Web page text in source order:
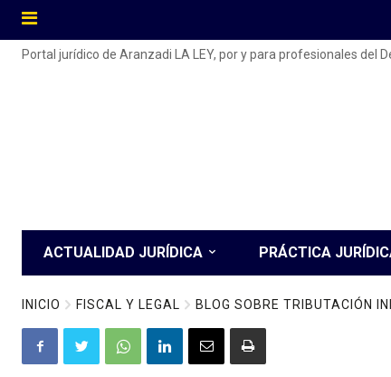
Portal jurídico de Aranzadi LA LEY, por y para profesionales del
ACTUALIDAD JURÍDICA PRÁCTICA
INICIO FISCAL Y LEGAL BLOG SOBRE TRIBUTACIÓN